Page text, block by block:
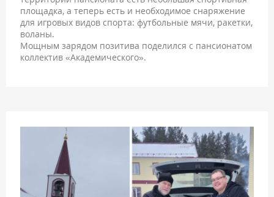
площадка, а теперь есть и необходимое снаряжение
для игровых видов спорта: футбольные мячи, ракетки,
воланы.
Мощным зарядом позитива поделился с пансионатом
коллектив «Академического».